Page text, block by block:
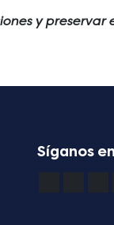
y preservar
Síganos en